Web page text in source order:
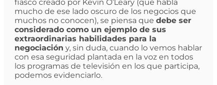
fiasco creado por Kevin O’Leary (que habla
mucho de ese lado oscuro de los negocios que
muchos no conocen), se piensa que debe ser
considerado como un ejemplo de sus
extraordinarias habilidades para la
negociación y, sin duda, cuando lo vemos hablar
con esa seguridad plantada en la voz en todos
los programas de televisión en los que participa,
podemos evidenciarlo.